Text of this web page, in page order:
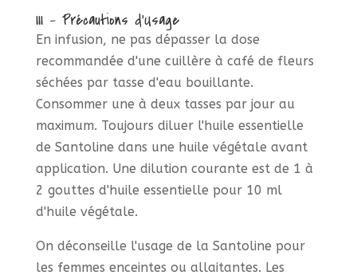
III - Précautions d'Usage
En infusion, ne pas dépasser la dose
recommandée d'une cuillère à café de fleurs
séchées par tasse d'eau bouillante.
Consommer une à deux tasses par jour au
maximum. Toujours diluer l'huile essentielle
de Santoline dans une huile végétale avant
application. Une dilution courante est de 1 à
2 gouttes d'huile essentielle pour 10 ml
d'huile végétale.
On déconseille l'usage de la Santoline pour
les femmes enceintes ou allaitantes. Les